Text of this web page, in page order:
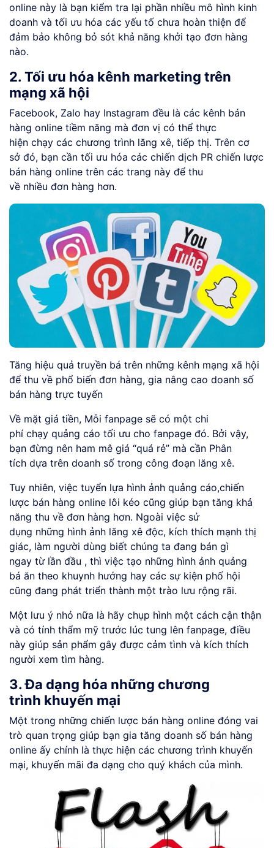
online này là bạn kiểm tra lại phần nhiều mô hình kinh
doanh và tối ưu hóa các yếu tố chưa hoàn thiện để
đảm bảo không bỏ sót khả năng khởi tạo đơn hàng
nào.
2. Tối ưu hóa kênh marketing trên
mạng xã hội
Facebook, Zalo hay Instagram đều là các kênh bán
hàng online tiềm năng mà đơn vị có thể thực
hiện chạy các chương trình lăng xê, tiếp thị. Trên cơ
sở đó, bạn cần tối ưu hóa các chiến dịch PR chiến lược
bán hàng online trên các trang này để thu
về nhiều đơn hàng hơn.
Tăng hiệu quả truyền bá trên những kênh mạng xã hội
để thu về phổ biến đơn hàng, gia nâng cao doanh số
bán hàng trực tuyến
Về mặt giá tiền, Mỗi fanpage sẽ có một chi
phí chạy quảng cáo tối ưu cho fanpage đó. Bởi vậy,
bạn đừng nên ham mê giá “quá rẻ” mà cần Phân
tích dựa trên doanh số trong công đoạn lăng xê.
Tuy nhiên, việc tuyển lựa hình ảnh quảng cáo,chiến
lược bán hàng online lôi kéo cũng giúp bạn tăng khả
năng thu về đơn hàng hơn. Ngoài việc sử
dụng những hình ảnh lăng xê độc, kích thích mạnh thị
giác, làm người dùng biết chúng ta đang bán gì
ngay từ lần đầu , thì việc tạo những hình ảnh quảng
bá ăn theo khuynh hướng hay các sự kiện phố hội
cũng đang phát triển thành một trào lưu rộng rãi.
Một lưu ý nhỏ nữa là hãy chụp hình một cách cận thận
và có tính thẩm mỹ trước lúc tung lên fanpage, điều
này giúp sản phẩm gây được cảm tình và kích thích
người xem tìm hàng.
3. Đa dạng hóa những chương
trình khuyến mại
Một trong những chiến lược bán hàng online đóng vai
trò quan trọng giúp bạn gia tăng doanh số bán hàng
online ấy chính là thực hiện các chương trình khuyến
mại, khuyến mãi đa dạng cho quý khách của mình.